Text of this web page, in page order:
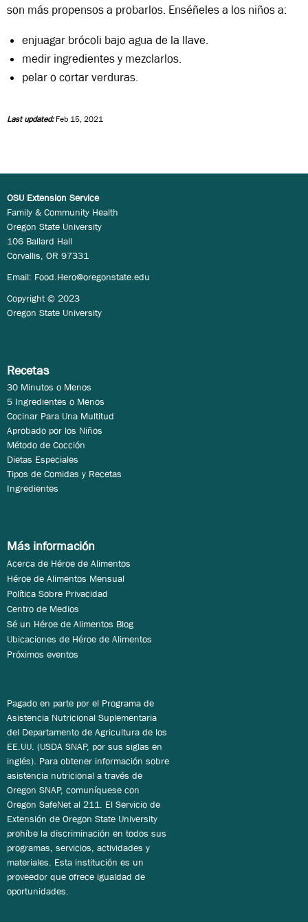
son más propensos a probarlos. Enséñeles a los niños a:
enjuagar brócoli bajo agua de la llave.
medir ingredientes y mezclarlos.
pelar o cortar verduras.
Last updated:Feb 15, 2021
OSU Extension Service
Family & Community Health
Oregon State University
106 Ballard Hall
Corvallis, OR 97331
Email: Food.Hero@oregonstate.edu
Copyright © 2023
Oregon State University
Recetas
30 Minutos o Menos
5 Ingredientes o Menos
Cocinar Para Una Multitud
Aprobado por los Niños
Método de Cocción
Dietas Especiales
Tipos de Comidas y Recetas
Ingredientes
Más información
Acerca de Héroe de Alimentos
Héroe de Alimentos Mensual
Política Sobre Privacidad
Centro de Medios
Sé un Héroe de Alimentos Blog
Ubicaciones de Héroe de Alimentos
Próximos eventos
Pagado en parte por el Programa de
Asistencia Nutricional Suplementaria
del Departamento de Agricultura de los
EE.UU. (USDA SNAP, por sus siglas en
inglés). Para obtener información sobre
asistencia nutricional a través de
Oregon SNAP, comuníquese con
Oregon SafeNet al 211. El Servicio de
Extensión de Oregon State University
prohíbe la discriminación en todos sus
programas, servicios, actividades y
materiales. Esta institución es un
proveedor que ofrece igualdad de
oportunidades.